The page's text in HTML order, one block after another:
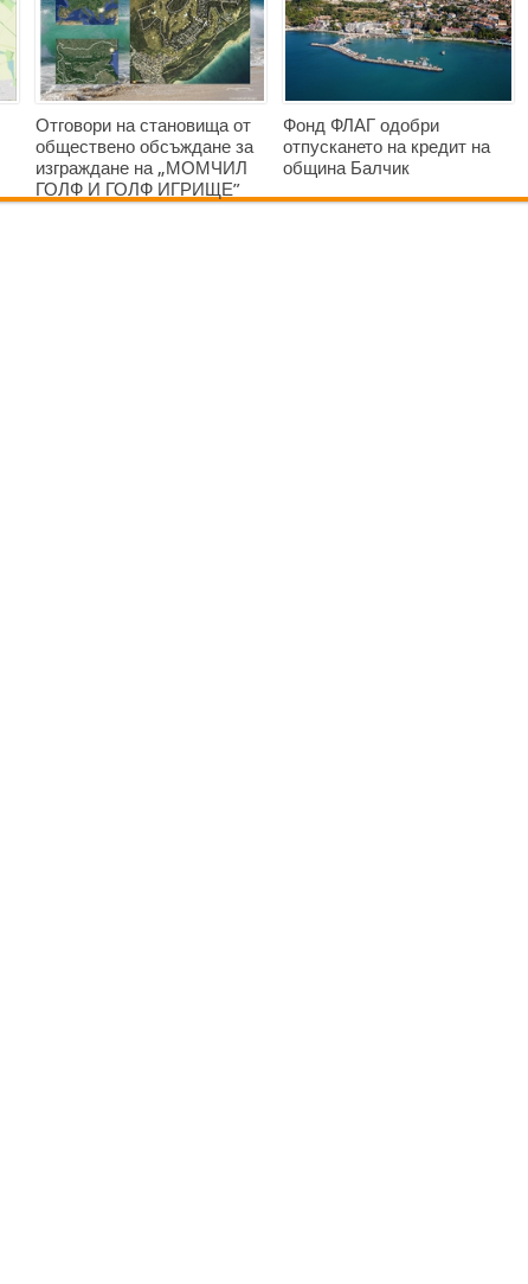
Отговори на становища от
обществено обсъждане за
изграждане на „МОМЧИЛ
ГОЛФ И ГОЛФ ИГРИЩЕ”
Фонд ФЛАГ одобри
отпускането на кредит на
община Балчик